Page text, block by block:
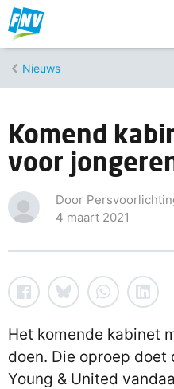
Nieuws
Komend
voor
Door
4 maart 2021
Het komende kabinet
doen. Die oproep doet
Young & United